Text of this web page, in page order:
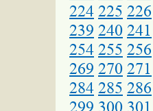
224 225 226
239 240 241
254 255 256
269 270 271
284 285 286